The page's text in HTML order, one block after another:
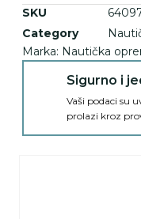
SKU
Category
Marka: Nautička
Sigurno i
Vaši podaci su
prolazi kroz